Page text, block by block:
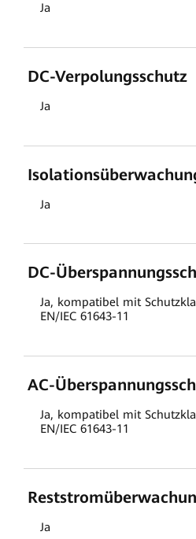
Ja
DC-Verpolungsschutz
Ja
Ja
DC-
Ja, kompatibel mit
EN/IEC 61643-11
AC-
Ja, kompatibel mit
EN/IEC 61643-11
Ja